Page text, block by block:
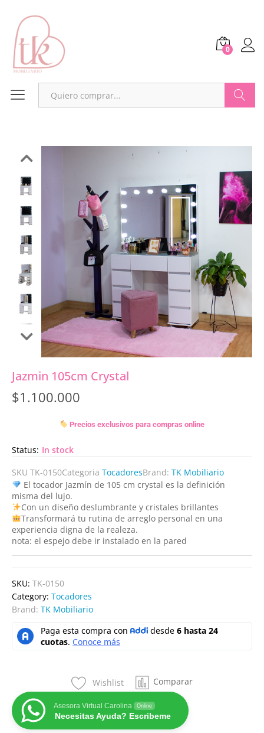
0
Jazmin 105cm Crystal
$1.100.000
Precios exclusivos para compras online
Status: In stock
SKU TK-0150Categoria TocadoresBrand: TK Mobiliario
El tocador Jazmín de 105 cm crystal es la definición
misma del lujo.
Con un diseño deslumbrante y cristales brillantes
Transformará tu rutina de arreglo personal en una
experiencia digna de la realeza.
nota: el espejo debe ir instalado en la pared
SKU: TK-0150
Category: Tocadores
Brand: TK Mobiliario
Wishlist Comparar
Asesora Virtual Carolina Online
Necesitas Ayuda? Escribeme